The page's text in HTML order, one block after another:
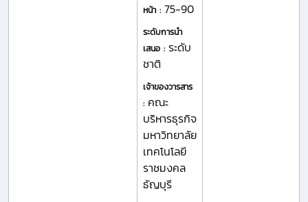
หน้า : 75-90
ระดับการนำ
เสนอ : ระดับ
ชาติ
เจ้าของวารสาร
: คณะ
บริหารธุรกิจ
มหาวิทยาลัย
เทคโนโลยี
ราชมงคล
ธัญบุรี